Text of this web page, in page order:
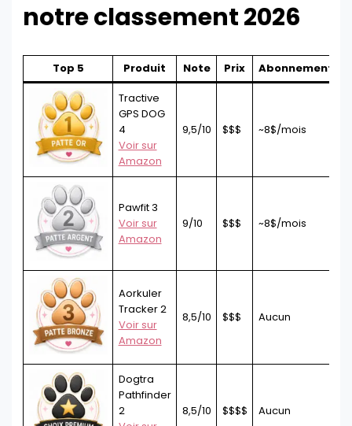
notre classement 2026
Top 5 Produit Note Prix Abonnement
Tractive
GPS DOG
4
Voir sur
Amazon
9,5/10 $$$ ~8$/mois
Pawfit 3
Voir sur
Amazon
9/10 $$$ ~8$/mois
Aorkuler
Tracker 2
Voir sur
Amazon
8,5/10 $$$ Aucun
Dogtra
Pathfinder
2
8,5/10 $$$$ Aucun